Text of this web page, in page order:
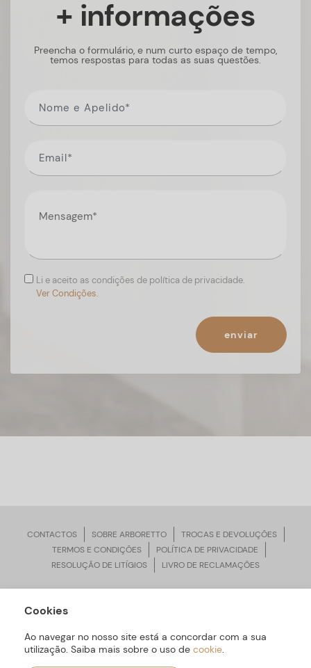
+ informações
Preencha o formulário, e num curto espaço de tempo,
temos respostas para todas as suas questões.
Li e aceito as condições de política de privacidade.
Ver Condições.
enviar
CONTACTOS SOBRE ARBORETTO
TROCAS E DEVOLUÇÕES
TERMOS E CONDIÇÕES
POLÍTICA DE PRIVACIDADE
RESOLUÇÃO DE LITÍGIOS
LIVRO DE RECLAMAÇÕES
ARBORETTO © Todos os Direitos Reservados | Desenvolvido por
Cookies
Ao navegar no nosso site está a concordar com a sua
utilização. Saiba mais sobre o uso de cookie.